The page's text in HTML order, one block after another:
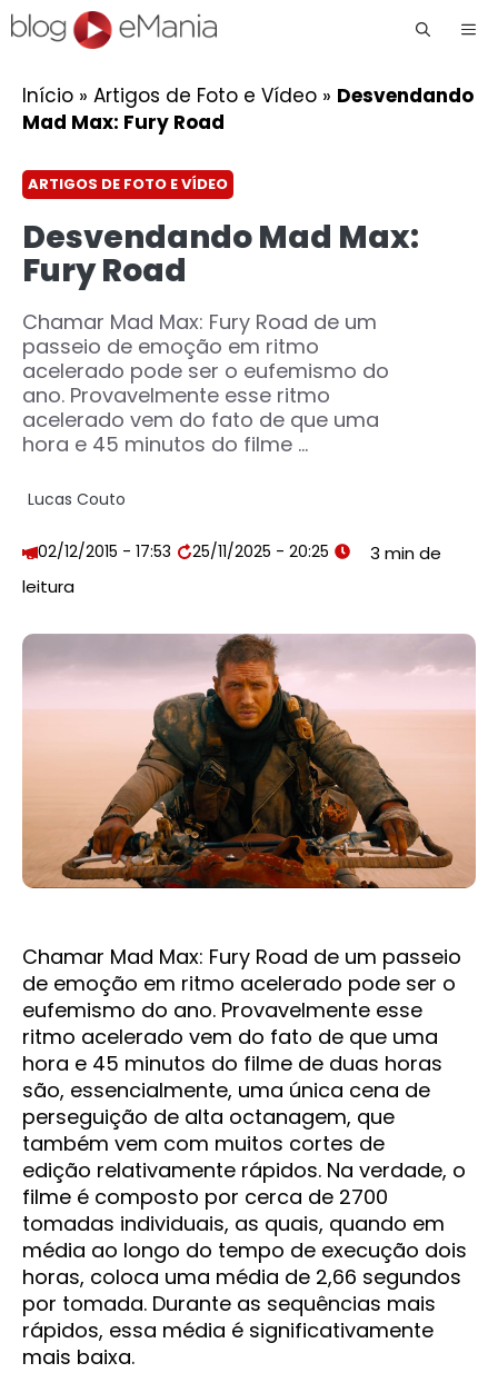
Início » Artigos de Foto e Vídeo » Desvendando
Mad Max: Fury Road
ARTIGOS DE FOTO E VÍDEO
Desvendando Mad Max:
Fury Road
Chamar Mad Max: Fury Road de um
passeio de emoção em ritmo
acelerado pode ser o eufemismo do
ano. Provavelmente esse ritmo
acelerado vem do fato de que uma
hora e 45 minutos do filme ...
Lucas Couto
02/12/2015 - 17:53 25/11/2025 - 20:25
Chamar Mad Max: Fury Road de um passeio
de emoção em ritmo acelerado pode ser o
eufemismo do ano. Provavelmente esse
ritmo acelerado vem do fato de que uma
hora e 45 minutos do filme de duas horas
são, essencialmente, uma única cena de
perseguição de alta octanagem, que
também vem com muitos cortes de
edição relativamente rápidos. Na verdade, o
filme é composto por cerca de 2700
tomadas individuais, as quais, quando em
média ao longo do tempo de execução dois
horas, coloca uma média de 2,66 segundos
por tomada. Durante as sequências mais
rápidos, essa média é significativamente
mais baixa.